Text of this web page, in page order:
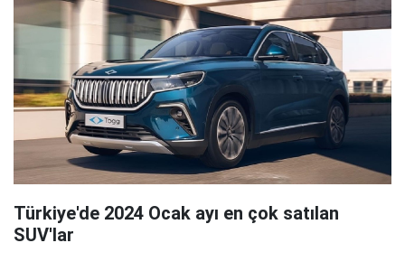
Türkiye'de 2024 Ocak ayı en çok satılan
SUV'lar